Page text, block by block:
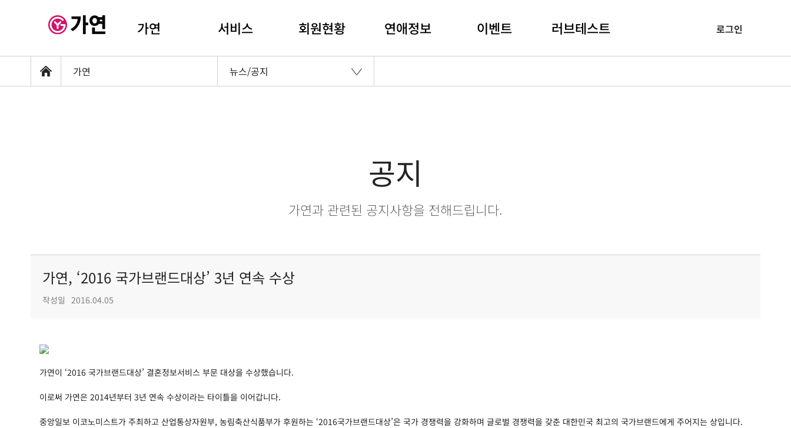
가연 서비스 회원현황 연애정보 이벤트 러브테스트 로그인
홈 가연 뉴스/공지
공지
가연과 관련된 공지사항을 전해드립니다.
가연, ‘2016 국가브랜드대상’ 3년 연속 수상
작성일 2016.04.05
가연이 ‘2016 국가브랜드대상’ 결혼정보서비스 부문 대상을 수상했습니다.
이로써 가연은 2014년부터 3년 연속 수상이라는 타이틀을 이어갑니다.
중앙일보 이코노미스트가 주최하고 산업통상자원부, 농림축산식품부가 후원하는 ‘2016국가브랜드대상’은 국가 경쟁력을 강화하며 글로벌 경쟁력을 갖춘 대한민국 최고의 국가브랜드에게 주어지는 상입니다.